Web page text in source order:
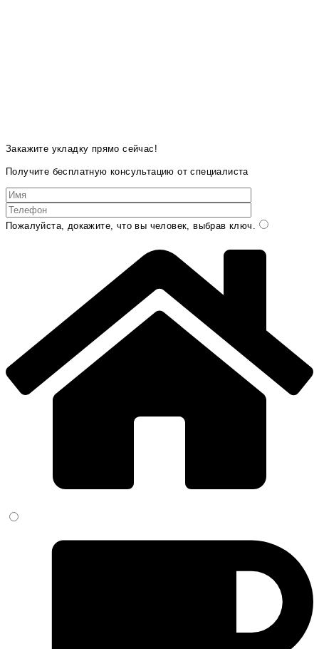
Закажите укладку прямо сейчас!
Получите бесплатную консультацию от специалиста
Пожалуйста, докажите, что вы человек, выбрав ключ